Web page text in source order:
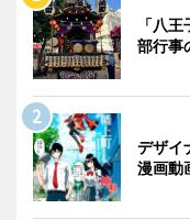
「八
部行事
デザイ
漫画動